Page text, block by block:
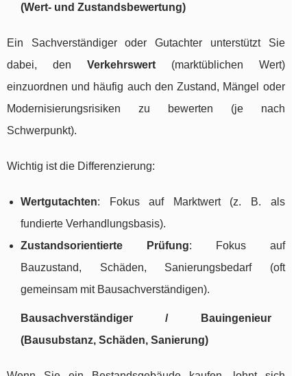
(Wert- und Zustandsbewertung)
Ein Sachverständiger oder Gutachter unterstützt Sie
dabei, den Verkehrswert(marktüblichen Wert)
einzuordnen und häufig auch den Zustand, Mängel oder
Modernisierungsrisiken zu bewerten (je nach
Schwerpunkt).
Wichtig ist die Differenzierung:
Wertgutachten: Fokus auf Marktwert (z. B. als
fundierte Verhandlungsbasis).
Zustandsorientierte Prüfung: Fokus auf
Bauzustand, Schäden, Sanierungsbedarf (oft
gemeinsam mit Bausachverständigen).
Bausachverständiger / Bauingenieur
(Bausubstanz, Schäden, Sanierung)